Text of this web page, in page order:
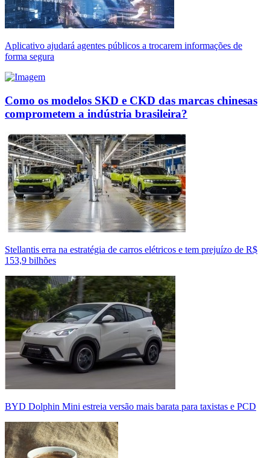
Aplicativo ajudará agentes públicos a trocarem informações de
forma segura
Como os modelos SKD e CKD das marcas chinesas
comprometem a indústria brasileira?
Stellantis erra na estratégia de carros elétricos e tem prejuízo de R$
153,9 bilhões
BYD Dolphin Mini estreia versão mais barata para taxistas e PCD